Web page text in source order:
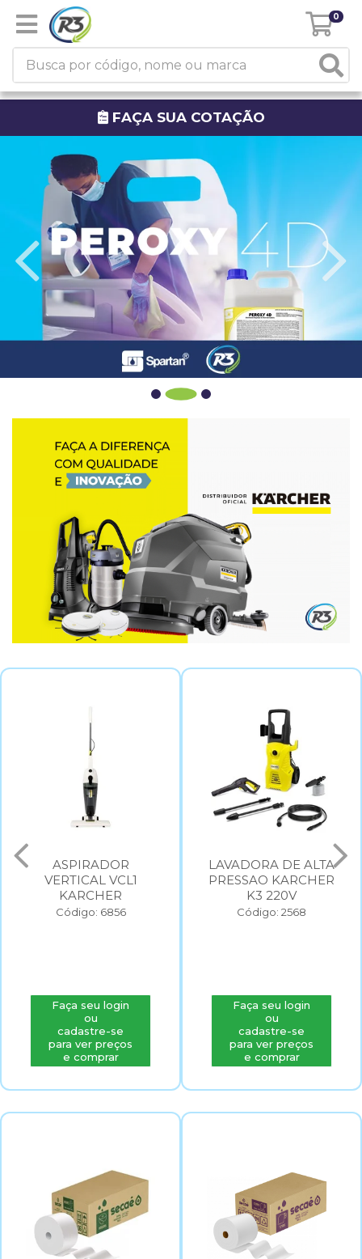
0
FAÇA SUA COTAÇÃO
ASPIRADOR
VERTICAL VCL1
KARCHER
Código: 6856
Faça seu login
ou
cadastre-se
para ver preços
e comprar
LAVADORA DE ALTA
PRESSAO KARCHER
K3 220V
Código: 2568
Faça seu login
ou
cadastre-se
para ver preços
e comprar